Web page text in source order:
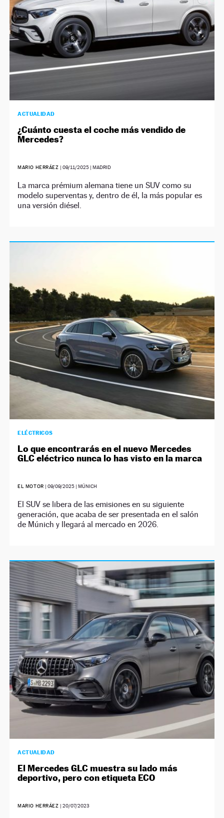
ACTUALIDAD
¿Cuánto cuesta el coche más vendido de
Mercedes?
MARIO HERRÁEZ | 09/11/2025| MADRID
La marca prémium alemana tiene un SUV como su
modelo superventas y, dentro de él, la más popular es
una versión diésel.
ELÉCTRICOS
Lo que encontrarás en el nuevo Mercedes
GLC eléctrico nunca lo has visto en la marca
EL MOTOR | 09/09/2025| MÚNICH
El SUV se libera de las emisiones en su siguiente
generación, que acaba de ser presentada en el salón
de Múnich y llegará al mercado en 2026.
ACTUALIDAD
El Mercedes GLC muestra su lado más
deportivo, pero con etiqueta ECO
MARIO HERRÁEZ | 20/07/2023